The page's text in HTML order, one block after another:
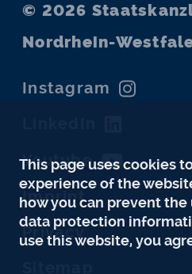
© 2026
Nordrhein-
Instagram
Youtube
Imprint
Privacy
This page uses cookies
experience of the
how you can prevent
data protection
use this website, you